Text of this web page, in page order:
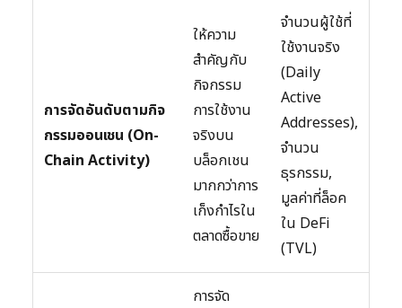
การจัดอันดับตามกิจ
กรรมออนเชน (On-
Chain Activity)
ให้ความ
สำคัญกับ
กิจกรรม
การใช้งาน
จริงบน
บล็อกเชน
มากกว่าการ
เก็งกำไรใน
ตลาดซื้อขาย
จำนวนผู้ใช้ที่
ใช้งานจริง
(Daily
Active
Addresses),
จำนวน
ธุรกรรม,
มูลค่าที่ล็อค
ใน DeFi
(TVL)
การจัด